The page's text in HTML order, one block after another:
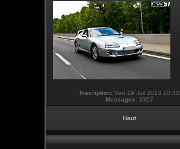
Inscription: Ven 19 Juil 2013 10:30
Messages: 3357
Haut